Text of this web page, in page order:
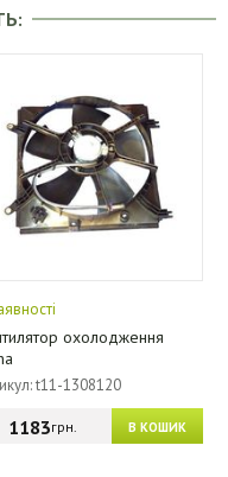
охолодження
t11-1308120
В КОШИК
1183грн.